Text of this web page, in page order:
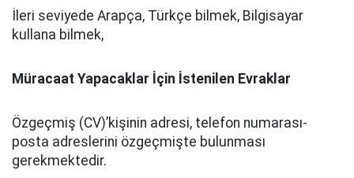
İleri seviyede Arapça, Türkçe bilmek, Bilgisayar
kullana bilmek,
Müracaat Yapacaklar İçin İstenilen Evraklar
Özgeçmiş (CV)’kişinin adresi, telefon numarası-
posta adreslerini özgeçmişte bulunması
gerekmektedir.